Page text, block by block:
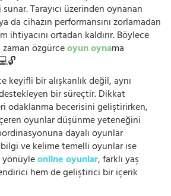
Tarayıcı üzerinden oynanan
da cihazın performansını zorlamadan
ihtiyacını ortadan kaldırır. Böylece
özgürceoyun oynama
keyifli bir alışkanlık değil, aynı
bir süreçtir. Dikkat
odaklanma becerisini geliştirirken,
oyunlar düşünme yeteneğini
dayalı oyunlar
bilgi ve kelime temelli oyunlar ise
yönüyleonline oyunlar, farklı yaş
hem de geliştirici bir içerik